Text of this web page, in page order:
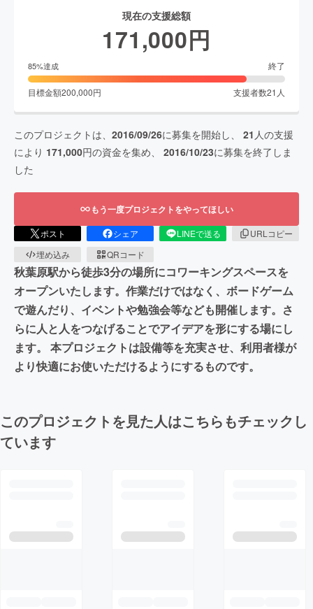
現在の支援総額
171,000円
85%達成 終了
目標金額200,000円 支援者数21 人
このプロジェクトは、 2016/09/26に募集を開始し、 21 人の支援
により 171,000円の資金を集め、 2016/10/23に募集を終了しま
した
もう一度プロジェクトをやってほしい
ポスト シェア LINEで送る
URLコピー
埋め込み
QRコード
秋葉原駅から徒歩3分の場所にコワーキングスペースを
オープンいたします。作業だけではなく、ボードゲーム
で遊んだり、イベントや勉強会等なども開催します。さ
らに人と人をつなげることでアイデアを形にする場にし
ます。 本プロジェクトは設備等を充実させ、利用者様が
より快適にお使いただけるようにするものです。
このプロジェクトを見た人はこちらもチェックし
ています